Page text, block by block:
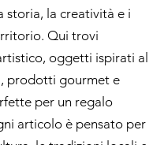
storia, la creatività e i
Qui trovi
oggetti ispirati al
prodotti gourmet e
per un regalo
articolo è pensato per